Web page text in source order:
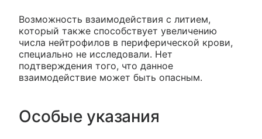
Возможность взаимодействия с литием,
который также способствует увеличению
числа нейтрофилов в периферической крови,
специально не исследовали. Нет
подтверждения того, что данное
взаимодействие может быть опасным.
Особые указания